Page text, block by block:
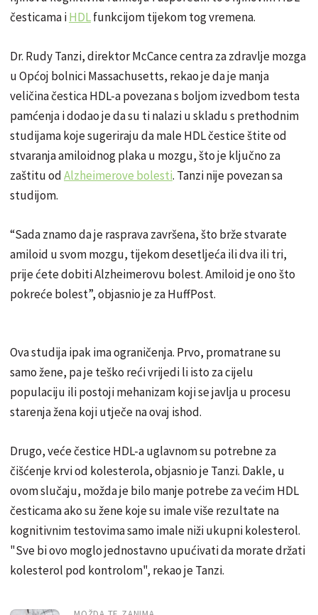
česticama iHDLfunkcijom tijekom tog vremena.
Dr. Rudy Tanzi, direktor McCance centra za zdravlje mozga
u Općoj bolnici Massachusetts, rekao je da je manja
veličina čestica HDL-a povezana s boljom izvedbom testa
pamćenja i dodao je da su ti nalazi u skladu s prethodnim
studijama koje sugeriraju da male HDL čestice štite od
stvaranja amiloidnog plaka u mozgu, što je ključno za
zaštitu odAlzheimerove bolesti. Tanzi nije povezan sa
studijom.
“Sada znamo da je rasprava završena, što brže stvarate
amiloid u svom mozgu, tijekom desetljeća ili dva ili tri,
prije ćete dobiti Alzheimerovu bolest. Amiloid je ono što
pokreće bolest”, objasnio je za HuffPost.
Ova studija ipak ima ograničenja. Prvo, promatrane su
samo žene, pa je teško reći vrijedi li isto za cijelu
populaciju ili postoji mehanizam koji se javlja u procesu
starenja žena koji utječe na ovaj ishod.
Drugo, veće čestice HDL-a uglavnom su potrebne za
čišćenje krvi od kolesterola, objasnio je Tanzi. Dakle, u
ovom slučaju, možda je bilo manje potrebe za većim HDL
česticama ako su žene koje su imale više rezultate na
kognitivnim testovima samo imale niži ukupni kolesterol.
"Sve bi ovo moglo jednostavno upućivati da morate držati
kolesterol pod kontrolom", rekao je Tanzi.